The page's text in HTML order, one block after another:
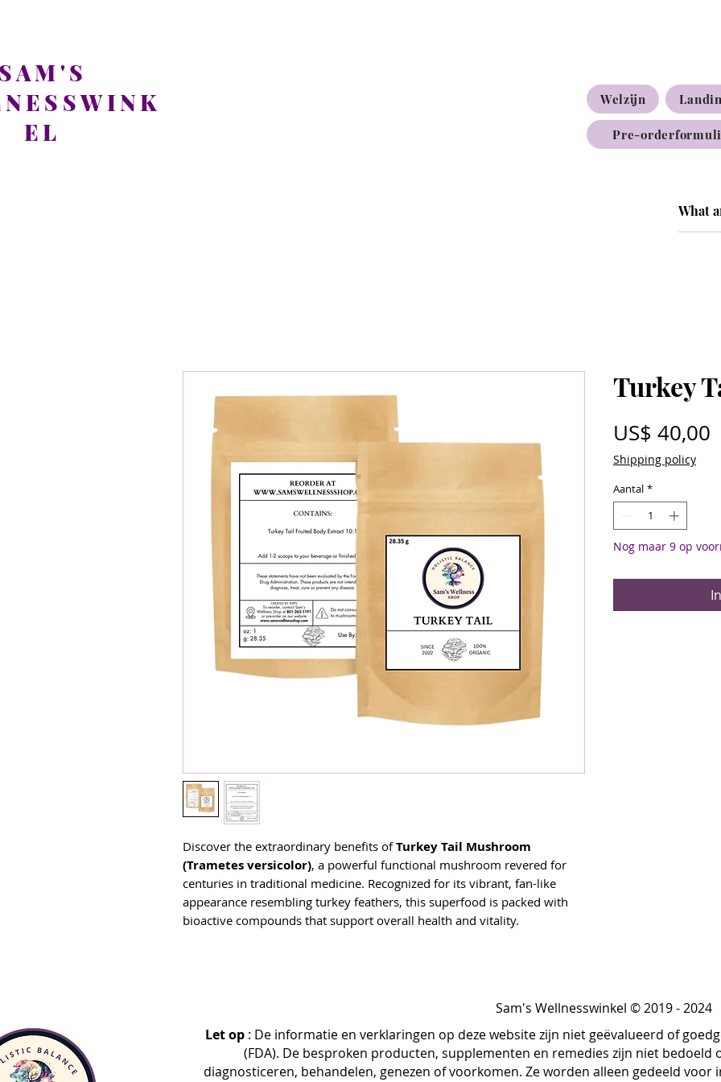
EL
Welzijn
Pre-
Discover the extraordinary benefits ofTurkey Tail Mushroom
(Trametes versicolor), a powerful functional mushroom revered for
centuries in traditional medicine. Recognized for its vibrant, fan-like
appearance resembling turkey feathers, this superfood is packed with
bioactive compounds that support overall health and vitality.
– Promotes a healthy gut microbiome by encouraging
the growth of beneficial bacteria, supporting digestion and overall
Rich in Antioxidants– Helps combat oxidative stress and
Turkey
US$ 40,00
Shipping policy
Aantal *
Nog maar 9 op
Sam's Wellnesswinkel © 2019 - 2024
Let op : De informatie en verklaringen op deze website zijn niet geëvalueerd of
(FDA). De besproken producten, supplementen en remedies zijn niet bedoeld
diagnosticeren, behandelen, genezen of voorkomen. Ze worden alleen gedeeld